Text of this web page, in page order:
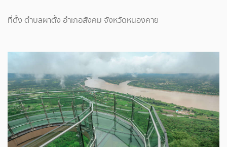
ที่ตั้ง ตำบลผาตั้ง อำเภอสังคม จังหวัดหนองคาย